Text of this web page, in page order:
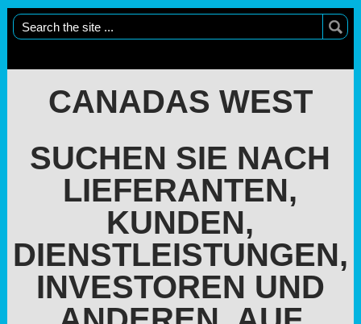
CANADAS WEST
SUCHEN SIE NACH
LIEFERANTEN,
KUNDEN,
DIENSTLEISTUNGEN,
INVESTOREN UND